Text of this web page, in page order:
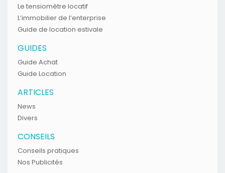
Le tensiomètre locatif
L’immobilier de l’enterprise
Guide de location estivale
GUIDES
Guide Achat
Guide Location
ARTICLES
News
Divers
CONSEILS
Conseils pratiques
Nos Publicités